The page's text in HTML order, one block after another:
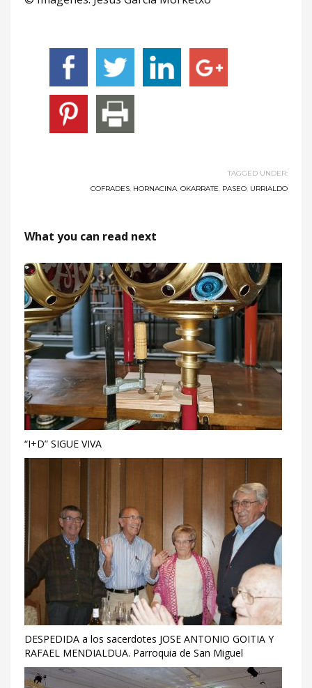
TAGGED UNDER:
COFRADES, HORNACINA, OKARRATE, PASEO, URRIALDO
What you can read next
“I+D” SIGUE VIVA
DESPEDIDA a los sacerdotes JOSE ANTONIO GOITIA Y
RAFAEL MENDIALDUA. Parroquia de San Miguel